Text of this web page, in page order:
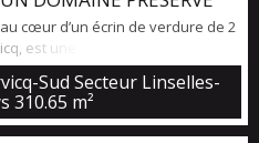
cœur d’un écrin de verdure de 2
est une véritable pépite à
séjour agrémenté d’une
les passionnés de lecture, ainsi
séjour parqueté possède un
volumes permet de recevoir
Sud Secteur Linselles-
310.65 m²